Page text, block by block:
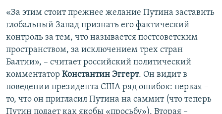
«За этим стоит прежнее желание Путина заставить
глобальный Запад признать его фактический
контроль за тем, что называется постсоветским
пространством, за исключением трех стран
Балтии», – считает российский политический
комментатор Константин Эггерт. Он видит в
поведении президента США ряд ошибок: первая –
то, что он пригласил Путина на саммит (что теперь
Путин подает как якобы «просьбу»). Вторая –